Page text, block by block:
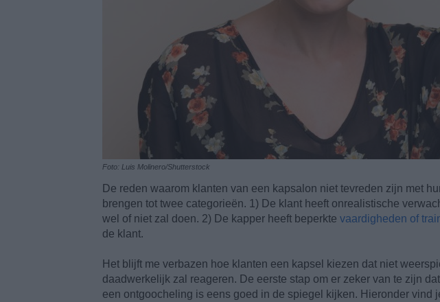
Foto: Luis Molinero/Shutterstock
De reden waarom klanten van een kapsalon niet tevreden zijn met
brengen tot twee categorieën. 1) De klant heeft onrealistische
wel of niet zal doen. 2) De kapper heeft beperkte vaardigheden of
de klant.
Het blijft me verbazen hoe klanten een kapsel kiezen dat niet
daadwerkelijk zal reageren. De eerste stap om er zeker van te zijn
een ontgoocheling is eens goed in de spiegel kijken. Hieronder vind